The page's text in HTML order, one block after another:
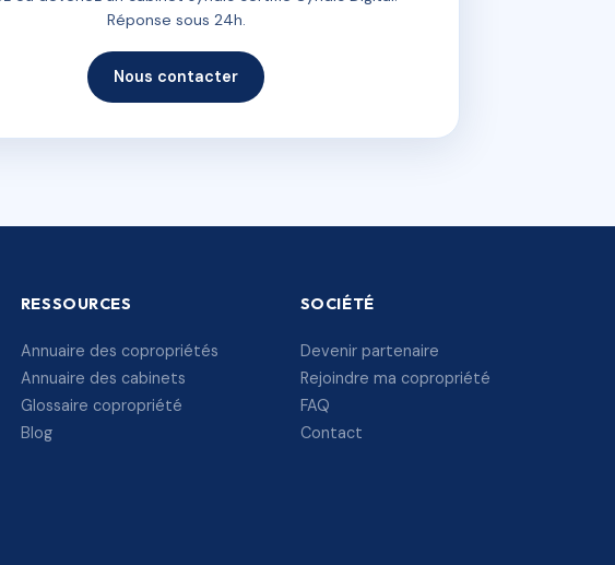
Réponse sous 24h.
Nous contacter
RESSOURCES
Annuaire des copropriétés
Annuaire des cabinets
Glossaire copropriété
Blog
SOCIÉTÉ
Devenir partenaire
Rejoindre ma copropriété
FAQ
Contact